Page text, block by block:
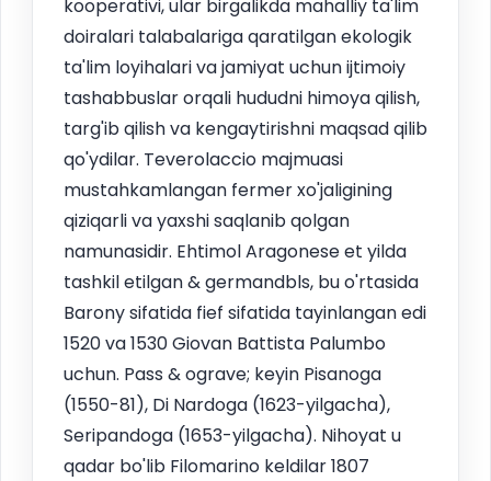
kooperativi, ular birgalikda mahalliy ta'lim
doiralari talabalariga qaratilgan ekologik
ta'lim loyihalari va jamiyat uchun ijtimoiy
tashabbuslar orqali hududni himoya qilish,
targ'ib qilish va kengaytirishni maqsad qilib
qo'ydilar. Teverolaccio majmuasi
mustahkamlangan fermer xo'jaligining
qiziqarli va yaxshi saqlanib qolgan
namunasidir. Ehtimol Aragonese et yilda
tashkil etilgan & germandbls, bu o'rtasida
Barony sifatida fief sifatida tayinlangan edi
1520 va 1530 Giovan Battista Palumbo
uchun. Pass & ograve; keyin Pisanoga
(1550-81), Di Nardoga (1623-yilgacha),
Seripandoga (1653-yilgacha). Nihoyat u
qadar bo'lib Filomarino keldilar 1807